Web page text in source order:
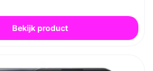
Bekijk product